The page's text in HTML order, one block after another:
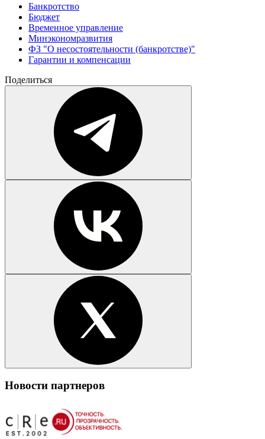
Банкротство
Бюджет
Временное управление
Минэкономразвития
ФЗ "О несостоятельности (банкротстве)"
Гарантии и компенсации
Поделиться
Новости партнеров